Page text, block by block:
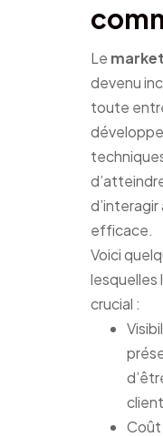
Le
devenu
toute
efficace.
Voici
lesquelles
crucial :
Coût